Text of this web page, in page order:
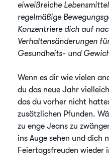
eiweißreiche
regelmäßige
Konzentriere dich auf
Verhaltensänderungen
Gesundheits- und
Wenn es dir wie vielen
du das neue Jahr
das du vorher nicht
zusätzlichen Pfunden.
zu enge Jeans zu
ins Auge sehen und dich
Feiertagsfreuden wieder